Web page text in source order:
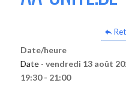
Date/heure
Date - vendredi 13 août
19:30 - 21:00